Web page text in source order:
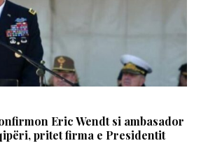
Eric Wendt si ambasador
pritet firma e Presidentit